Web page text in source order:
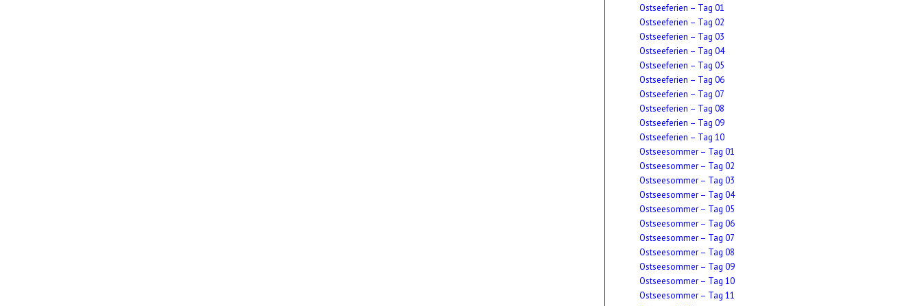
Ostseeferien – Tag 01
Ostseeferien – Tag 02
Ostseeferien – Tag 03
Ostseeferien – Tag 04
Ostseeferien – Tag 05
Ostseeferien – Tag 06
Ostseeferien – Tag 07
Ostseeferien – Tag 08
Ostseeferien – Tag 09
Ostseeferien – Tag 10
Ostseesommer – Tag 01
Ostseesommer – Tag 02
Ostseesommer – Tag 03
Ostseesommer – Tag 04
Ostseesommer – Tag 05
Ostseesommer – Tag 06
Ostseesommer – Tag 07
Ostseesommer – Tag 08
Ostseesommer – Tag 09
Ostseesommer – Tag 10
Ostseesommer – Tag 11